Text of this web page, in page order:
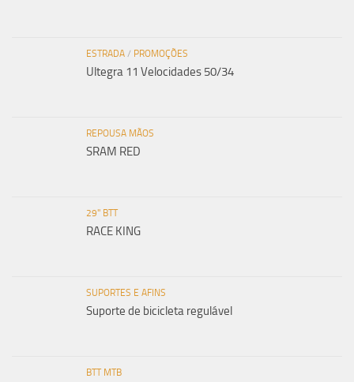
ESTRADA / PROMOÇÕES
Ultegra 11 Velocidades 50/34
REPOUSA MÃOS
SRAM RED
29" BTT
RACE KING
SUPORTES E AFINS
Suporte de bicicleta regulável
BTT MTB